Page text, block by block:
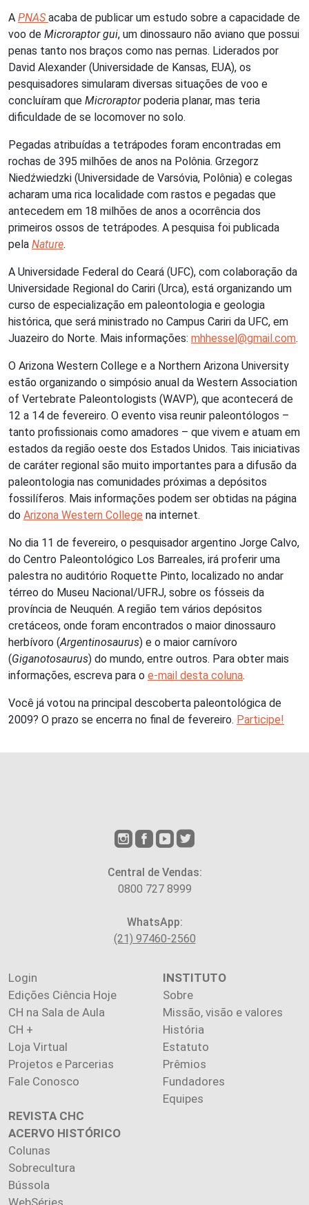
A PNAS acaba de publicar um estudo sobre a capacidade de
voo de Microraptor gui, um dinossauro não aviano que possui
penas tanto nos braços como nas pernas. Liderados por
David Alexander (Universidade de Kansas, EUA), os
pesquisadores simularam diversas situações de voo e
concluíram que Microraptorpoderia planar, mas teria
dificuldade de se locomover no solo.
Pegadas atribuídas a tetrápodes foram encontradas em
rochas de 395 milhões de anos na Polônia. Grzegorz
Niedźwiedzki (Universidade de Varsóvia, Polônia) e colegas
acharam uma rica localidade com rastos e pegadas que
antecedem em 18 milhões de anos a ocorrência dos
primeiros ossos de tetrápodes. A pesquisa foi publicada
pela Nature.
A Universidade Federal do Ceará (UFC), com colaboração da
Universidade Regional do Cariri (Urca), está organizando um
curso de especialização em paleontologia e geologia
histórica, que será ministrado no Campus Cariri da UFC, em
Juazeiro do Norte. Mais informações: mhhessel@gmail.com.
O Arizona Western College e a Northern Arizona University
estão organizando o simpósio anual da Western Association
of Vertebrate Paleontologists (WAVP), que acontecerá de
12 a 14 de fevereiro. O evento visa reunir paleontólogos –
tanto profissionais como amadores – que vivem e atuam em
estados da região oeste dos Estados Unidos. Tais iniciativas
de caráter regional são muito importantes para a difusão da
paleontologia nas comunidades próximas a depósitos
fossilíferos. Mais informações podem ser obtidas na página
do Arizona Western College na internet.
No dia 11 de fevereiro, o pesquisador argentino Jorge Calvo,
do Centro Paleontológico Los Barreales, irá proferir uma
palestra no auditório Roquette Pinto, localizado no andar
térreo do Museu Nacional/UFRJ, sobre os fósseis da
província de Neuquén. A região tem vários depósitos
cretáceos, onde foram encontrados o maior dinossauro
herbívoro (Argentinosaurus) e o maior carnívoro
(Giganotosaurus) do mundo, entre outros. Para obter mais
informações, escreva para o e-mail desta coluna.
Você já votou na principal descoberta paleontológica de
2009? O prazo se encerra no final de fevereiro. Participe!
Central de Vendas:
0800 727 8999
WhatsApp:
(21) 97460-2560
Login
Edições Ciência Hoje
CH na Sala de Aula
CH +
Loja Virtual
Projetos e Parcerias
Fale Conosco
INSTITUTO
Sobre
Missão, visão e valores
História
Estatuto
Prêmios
Fundadores
Equipes
REVISTA CHC
ACERVO HISTÓRICO
Colunas
Sobrecultura
Bússola